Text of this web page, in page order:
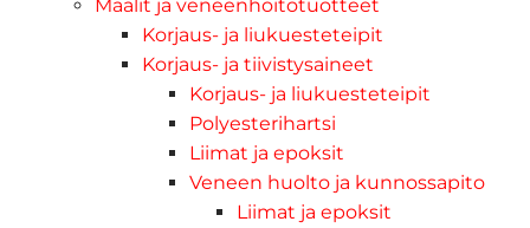
Maalit ja veneenhoitotuotteet
Korjaus- ja liukuesteteipit
Korjaus- ja tiivistysaineet
Korjaus- ja liukuesteteipit
Polyesterihartsi
Liimat ja epoksit
Veneen huolto ja kunnossapito
Liimat ja epoksit